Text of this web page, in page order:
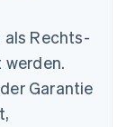
Rechts-
Garantie